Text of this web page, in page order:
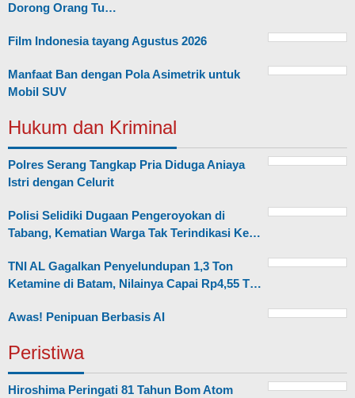
Dorong Orang Tu…
Film Indonesia tayang Agustus 2026
Manfaat Ban dengan Pola Asimetrik untuk
Mobil SUV
Hukum dan Kriminal
Polres Serang Tangkap Pria Diduga Aniaya
Istri dengan Celurit
Polisi Selidiki Dugaan Pengeroyokan di
Tabang, Kematian Warga Tak Terindikasi Ke…
TNI AL Gagalkan Penyelundupan 1,3 Ton
Ketamine di Batam, Nilainya Capai Rp4,55 T…
Awas! Penipuan Berbasis AI
Peristiwa
Hiroshima Peringati 81 Tahun Bom Atom